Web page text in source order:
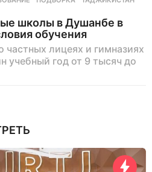
школы в Душанбе в
обучения
лицеях и гимназиях
учебный год от 9 тысяч до